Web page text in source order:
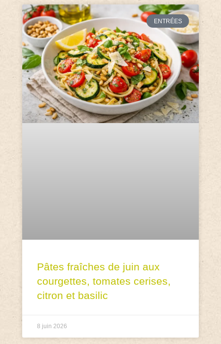
ENTRÉES
Pâtes fraîches de juin aux
courgettes, tomates cerises,
citron et basilic
8 juin 2026